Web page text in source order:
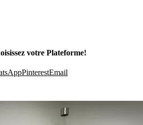
votre Plateforme!
PinterestEmail